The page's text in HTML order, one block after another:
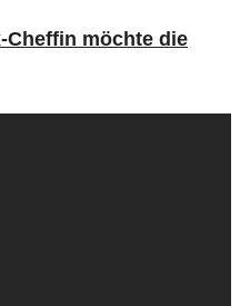
Cheffin möchte die